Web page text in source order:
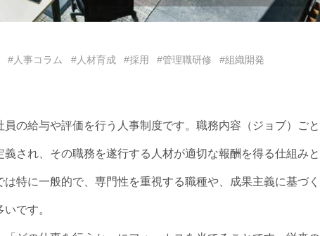
#人事コラム #人材育成 #採用 #管理職研修 #組織開発
の給与や評価を行う人事制度です。職務内容（ジョブ）ごと
され、その職務を遂行する人材が適切な報酬を得る仕組みと
特に一般的で、専門性を重視する職種や、成果主義に基づく
です。